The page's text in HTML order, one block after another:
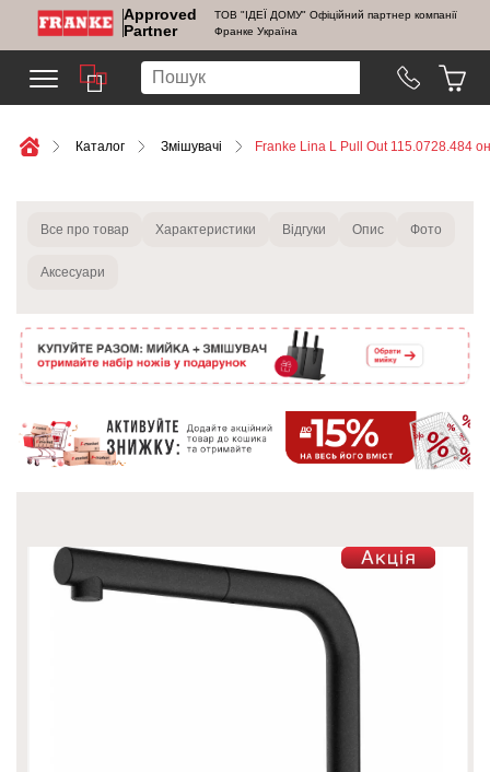
Approved
Partner
ТОВ "ІДЕЇ ДОМУ" Офіційний партнер компанії
Франке Україна
Каталог Змішувачі Franke Lina L Pull Out 115.0728.484
Все про товар Характеристики Відгуки Опис Фото
Аксесуари